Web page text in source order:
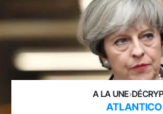
A LA UNE›